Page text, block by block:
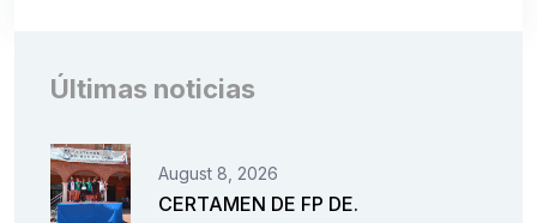
Últimas noticias
August 8, 2026
CERTAMEN DE FP DE.